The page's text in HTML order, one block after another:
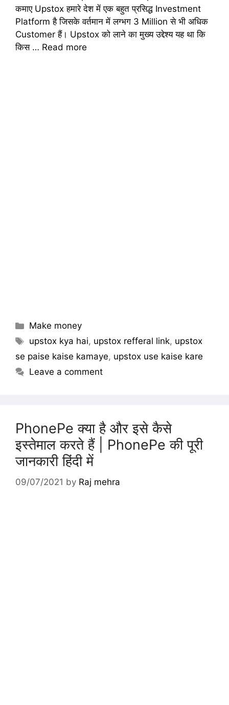
कमाए Upstox हमारे देश में एक बहुत प्रसिद्ध Investment
Platform है जिसके वर्तमान में लग्भग 3 Million से भी अधिक
Customer हैं। Upstox को लाने का मुख्य उद्देश्य यह था कि
किस … Read more
Categories
Make money
Tags
upstox kya hai, upstox refferal link, upstox
se paise kaise kamaye, upstox use kaise kare
Leave a comment
PhonePe क्या है और इसे कैसे
इस्तेमाल करते हैं | PhonePe की पूरी
जानकारी हिंदी में
09/07/2021 by Raj mehra